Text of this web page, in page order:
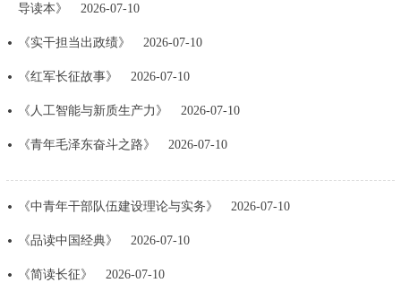
各区热点
政务公开
政策兑现 政策解读
决策公开 专题公开
政务服务
导读本》
2026-07-10
《实干担当出政绩》 2026-07-10
《红军长征故事》 2026-07-10
《人工智能与新质生产力》 2026-07-10
《青年毛泽东奋斗之路》 2026-07-10
《中青年干部队伍建设理论与实务》 2026-07-10
《品读中国经典》 2026-07-10
《简读长征》 2026-07-10